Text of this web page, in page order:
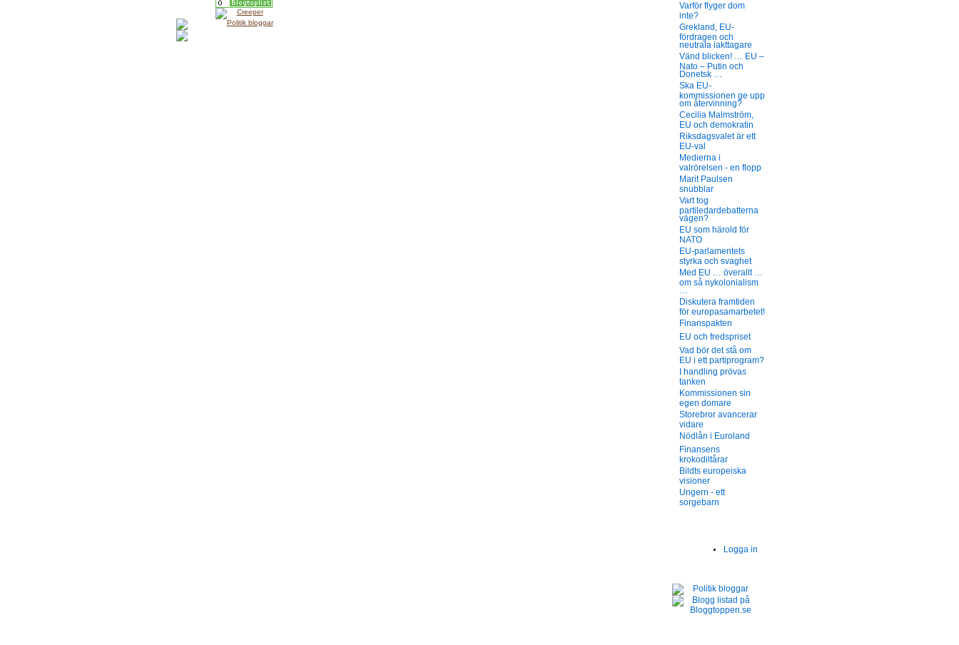
Varför flyger dom
inte?
Grekland, EU-
fördragen och
neutrala iakttagare
Vänd blicken! … EU –
Nato – Putin och
Donetsk …
Ska EU-
kommissionen ge upp
om återvinning?
Cecilia Malmström,
EU och demokratin
Riksdagsvalet är ett
EU-val
Medierna i
valrörelsen - en flopp
Marit Paulsen
snubblar
Vart tog
partiledardebatterna
vägen?
EU som härold för
NATO
EU-parlamentets
styrka och svaghet
Med EU … överallt …
om så nykolonialism
Diskutera framtiden
för europasamarbetet!
Finanspakten
EU och fredspriset
Vad bör det stå om
EU i ett partiprogram?
I handling prövas
tanken
Kommissionen sin
egen domare
Storebror avancerar
vidare
Nödlån i Euroland
Finansens
krokodiltårar
Bildts europeiska
visioner
Ungern - ett
sorgebarn
Logga in